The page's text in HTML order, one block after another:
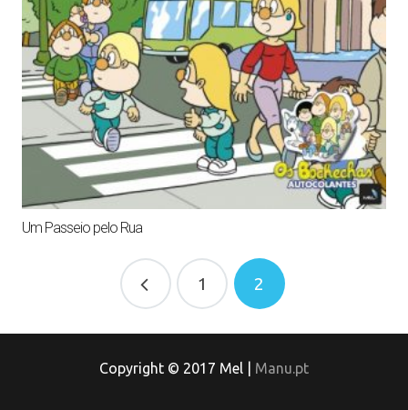
Um Passeio pelo Rua
1 2
Copyright © 2017 Mel | Manu.pt